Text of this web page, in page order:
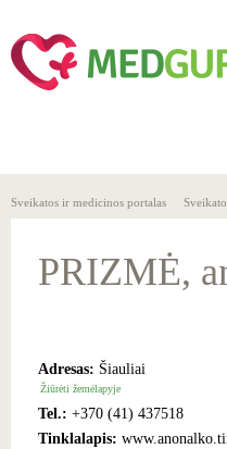
Sveikatos ir medicinos portalas
PRIZMĖ,
Adresas: Šiauliai
Žiūrėti žemėlapyje
Tel.: +370 (41) 437518
Tinklalapis: